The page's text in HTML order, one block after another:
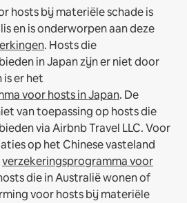
hosts bij materiële schade is
en is onderworpen aan deze
. Hosts die
in Japan zijn er niet door
is er het
voor hosts in Japan. De
van toepassing op hosts die
via Airbnb Travel LLC.Voor
op het Chinese vasteland
verzekeringsprogramma voor
die in Australië wonen of
voor hosts bij materiële